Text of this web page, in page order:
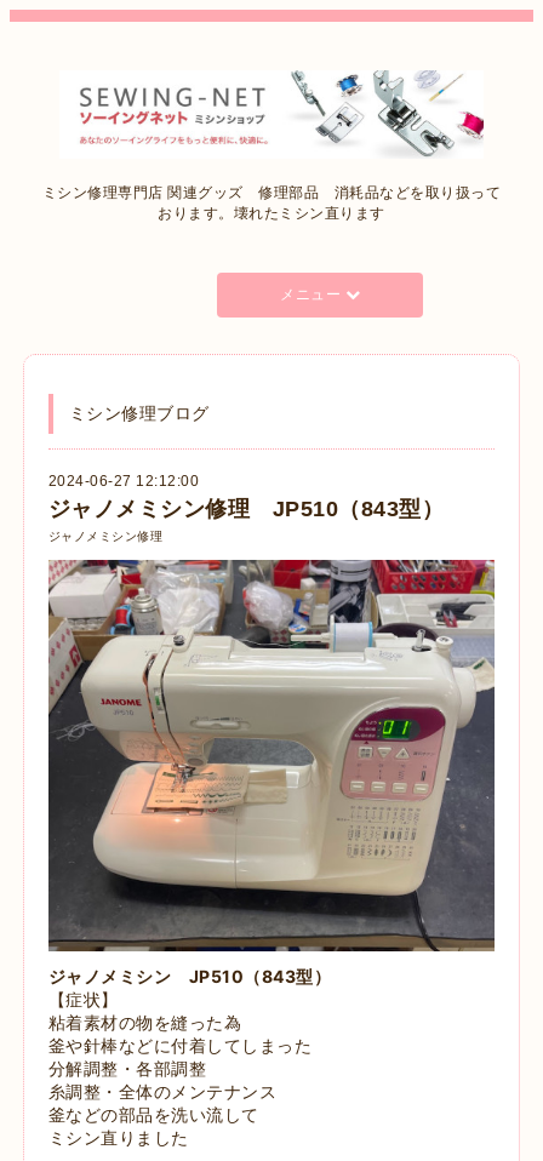
ミシン修理専門店 関連グッズ 修理部品 消耗品などを取り扱って
おります。壊れたミシン直ります
メニュー
ミシン修理ブログ
2024-06-27 12:12:00
ジャノメミシン修理 JP510（843型）
ジャノメミシン修理
ジャノメミシン JP510（843型）
【症状】
粘着素材の物を縫った為
釜や針棒などに付着してしまった
分解調整・各部調整
糸調整・全体のメンテナンス
釜などの部品を洗い流して
ミシン直りました